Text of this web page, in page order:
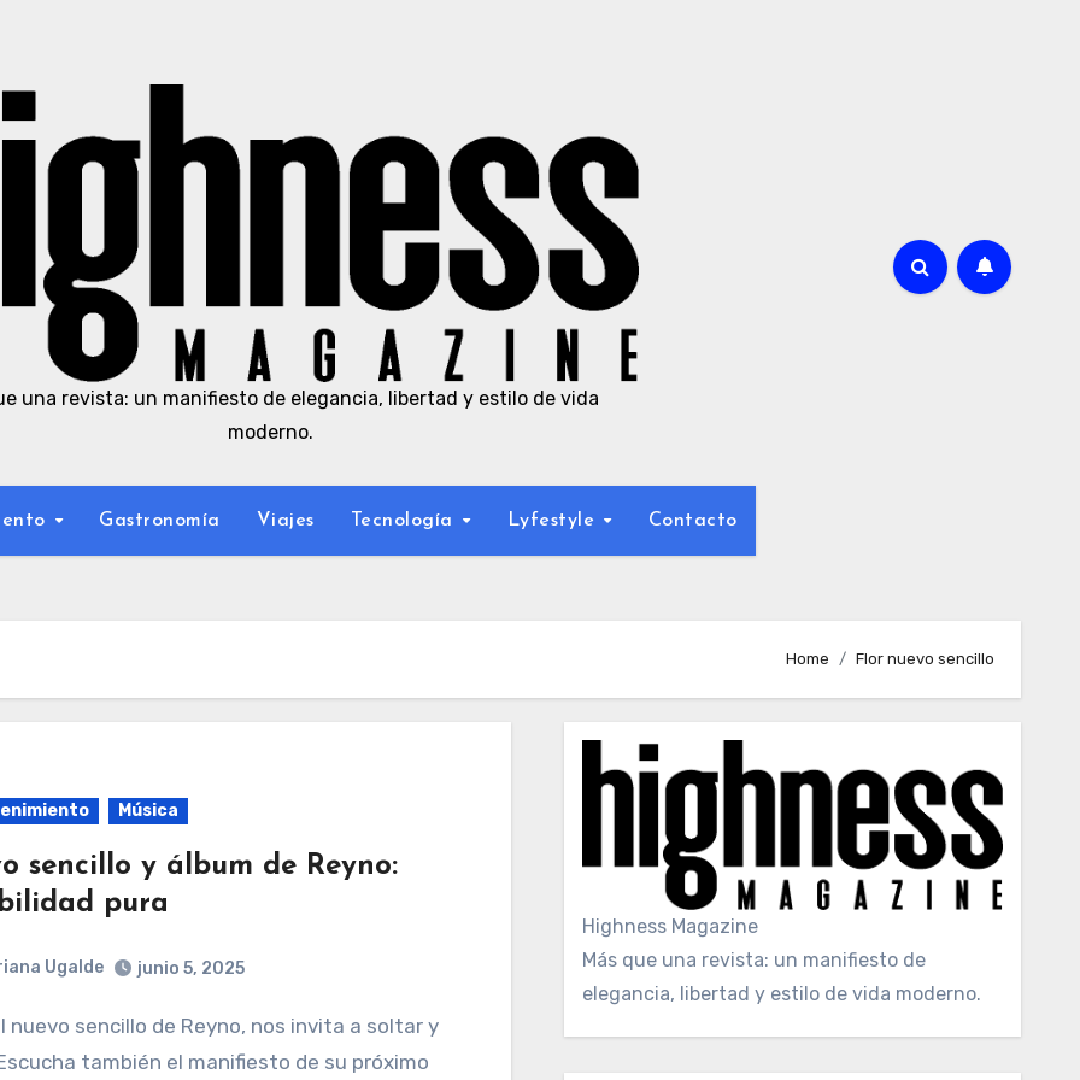
una revista: un manifiesto de elegancia, libertad y estilo de vida
moderno.
Gastronomía Viajes Tecnología Lyfestyle Contacto
Home Flor nuevo sencillo
Música
sencillo y álbum de Reyno:
pura
Ugalde junio 5, 2025
también el manifiesto de su próximo
Highness Magazine
Más que una revista: un manifiesto de
elegancia, libertad y estilo de vida moderno.